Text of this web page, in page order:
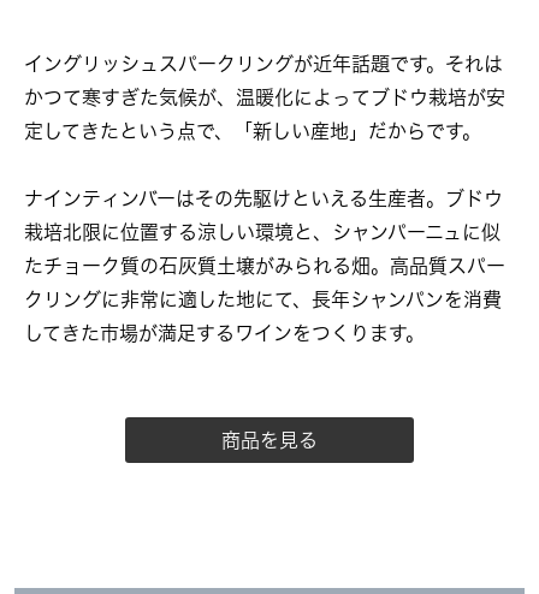
イングリッシュスパークリングが近年話題です。それは
かつて寒すぎた気候が、温暖化によってブドウ栽培が安
定してきたという点で、「新しい産地」だからです。
ナインティンバーはその先駆けといえる生産者。ブドウ
栽培北限に位置する涼しい環境と、シャンパーニュに似
たチョーク質の石灰質土壌がみられる畑。高品質スパー
クリングに非常に適した地にて、長年シャンパンを消費
してきた市場が満足するワインをつくります。
商品を見る